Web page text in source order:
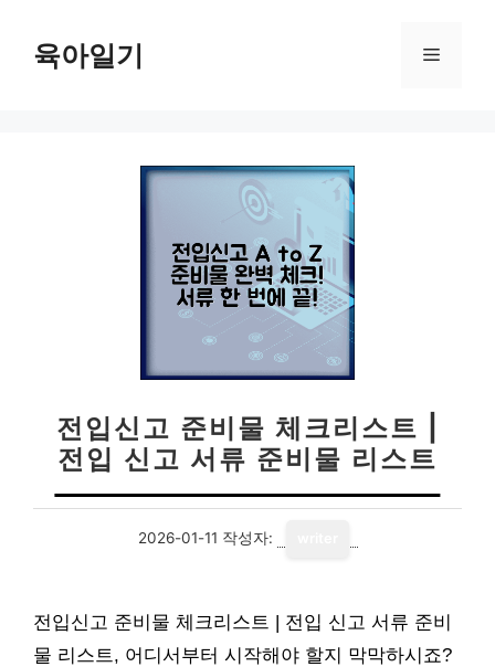
육아일기 메
전입신고 준비물 체크리스트 |
전입 신고 서류 준비물 리스트
2026-01-11 작성자:
전입신고 준비물 체크리스트 | 전입 신고 서류 준비
물 리스트, 어디서부터 시작해야 할지 막막하시죠?